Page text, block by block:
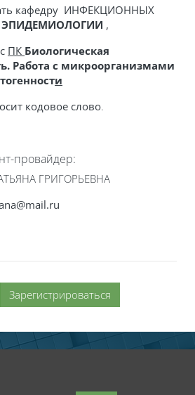
кафедру ИНФЕКЦИОННЫХ
ЭПИДЕМИОЛОГИИ ,
ПК Биологическая
Работа с микроорганизмами
и
кодовое слово.
провайдер:
ГРИГОРЬЕВНА
Зарегистрироваться